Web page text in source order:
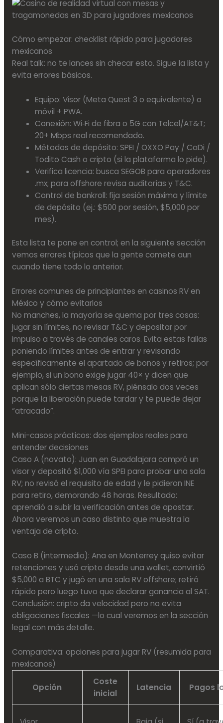
Cómo empezar: checklist rápido para jugadores
mexicanos
Real talk: no te lances sin checar esto. Sigue la lista y
evita errores básicos.
Equipo: Visor (Meta Quest 3 o equivalente) o
móvil + PWA.
Conexión: Wi‑Fi de fibra o 5G con Telcel/AT&T;
20+ Mbps real recomendado.
Métodos de depósito: SPEI / OXXO Pay / CoDi /
Todito Cash o cripto (si la plataforma lo pide).
Verifica licencia: busca SEGOB para operadores
.mx; para offshore revisa auditorías y T&C.
Control de bankroll: fija sesión máxima y límite
de depósito (ej.: $500 por sesión, $5,000 por
mes).
Esta lista te pone en control; en la siguiente sección
vemos errores típicos que la gente comete aun
cuando tiene todo lo anterior.
Errores comunes de principiantes en casinos RV en
México y cómo evitarlos
No manches, la mayoría se quema por tres cosas:
jugar sin límites, no revisar T&C y depositar por
impulso a través de canales caros. Evita estas fallas
poniendo límites antes de entrar y revisando
específicamente el apartado de bonos y retiros; por
ejemplo, si un bono exige jugar 40× y dicen que
aplican sólo ciertas mesas RV, piénsalo dos veces
porque la liberación puede tardar y te puede dejar
“atracado”.
Mini-casos prácticos: dos ejemplos reales para
entender decisiones
Caso A (novato): Juan en Guadalajara compró un
visor y depositó $1,000 vía SPEI para probar una sala
RV; no revisó el requisito de edad y le pidieron INE
para retiro, demorando 48 horas. Resultado:
aprendió a subir la verificación antes de apostar.
Ahora veremos un caso distinto que muestra la
ventaja de cripto.
Caso B (intermedio): Ana en Monterrey quiso evitar
retenciones y usó cripto desde una wallet, convirtió
$5,000 a BTC y jugó en una sala RV offshore; retiró
rápido pero luego tuvo que declarar ganancia al SAT.
Conclusión: cripto da velocidad pero no evita
obligaciones fiscales —lo cual veremos en la sección
legal con más detalle.
Comparativa: opciones para jugar RV (resumida para
mexicanos)
Opción
Coste
inicial
Latencia Pagos